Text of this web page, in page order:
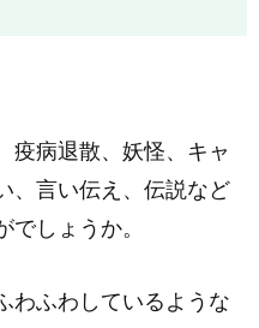
疫病退散、妖怪、キャ
、言い伝え、伝説など
でしょうか。
わふわしているような